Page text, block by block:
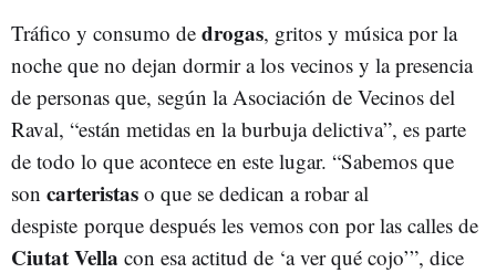
Tráfico y consumo de drogas, gritos y música por la
noche que no dejan dormir a los vecinos y la presencia
de personas que, según la Asociación de Vecinos del
Raval, “están metidas en la burbuja delictiva”, es parte
de todo lo que acontece en este lugar. “Sabemos que
son carteristas o que se dedican a robar al
despiste porque después les vemos con por las calles de
Ciutat Vella con esa actitud de ‘a ver qué cojo’”, dice